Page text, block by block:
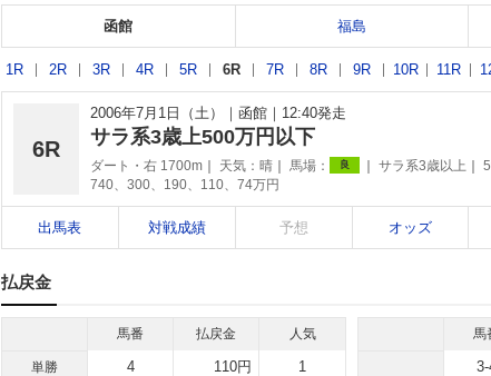
函館 福島
1R 2R 3R 4R 5R 6R 7R 8R 9R 10R 11R
6R
2006年7月1日（土） 函館 12:40発走
サラ系3歳上500万円以下
ダート・右 1700m 天気： 晴 馬場： 良 サラ系3歳以上
740、300、190、110、74万円
出馬表 対戦成績 予想 オッズ
払戻金
馬番 払戻金 人気
単勝 4 110円 1
馬